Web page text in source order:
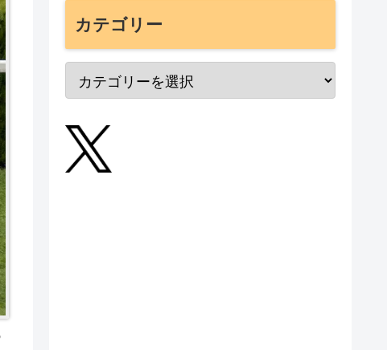
カテゴリー